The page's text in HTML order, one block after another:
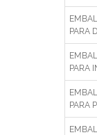
PARA
PARA
PARA